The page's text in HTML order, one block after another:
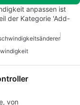
anpassen ist
der Kategorie 'Add-
von